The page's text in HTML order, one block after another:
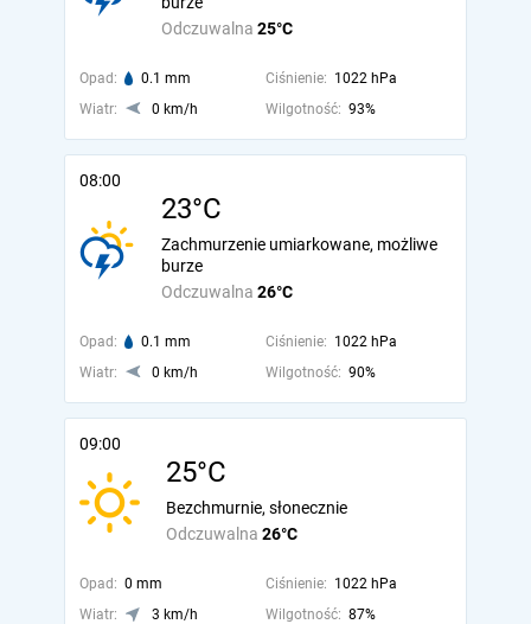
Odczuwalna 25°C
Opad: 0.1 mm Ciśnienie: 1022 hPa
Wiatr:
0 km/h Wilgotność: 93%
08:00
23°C
Odczuwalna 26°C
Zachmurzenie umiarkowane, możliwe
burze
Opad: 0.1 mm Ciśnienie: 1022 hPa
Wiatr:
0 km/h Wilgotność: 90%
09:00
25°C
Odczuwalna 26°C
Bezchmurnie, słonecznie
Opad: 0 mm Ciśnienie: 1022 hPa
Wiatr:
3 km/h Wilgotność: 87%